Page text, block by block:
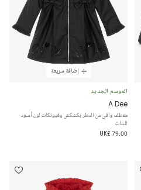
إضافة سريعة
الموسم الجديد
A Dee
معطف واقي من المطر بكشكش وفيونكات لون أسود
للبنات
UK£ 79.00